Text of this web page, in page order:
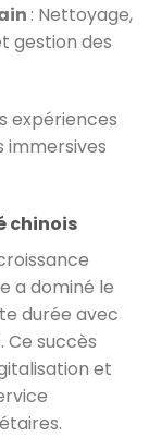
: Nettoyage,
gestion des
expériences
immersives
chinois
a dominé le
durée avec
Ce succès
et